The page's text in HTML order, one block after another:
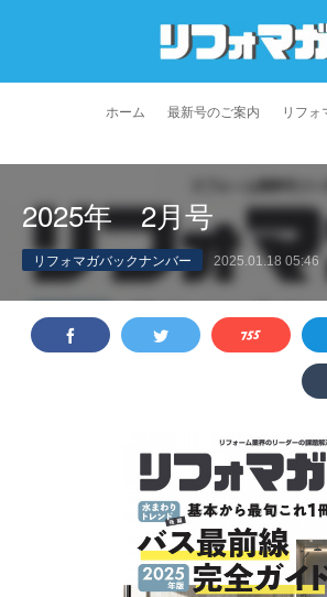
ホーム 最新号のご案内 リフォ
プライバシーポリシー 利用規約
2025年 2月号
リフォマガバックナンバー 2025.01.18 05:46